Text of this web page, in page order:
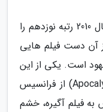
فیلم در برترین های مجله امپایر در سال 2010 رتبه نوزدهم را
آن دست فیلم هایی
است. یکی از این
فیلم ها اینک آخرالزمان (Apocalyypse Now) از فرانسیس
به فیلم آگیره، خشم